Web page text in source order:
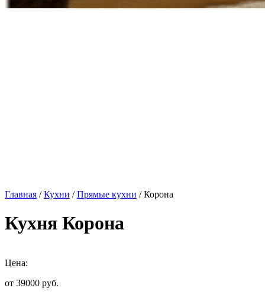
Главная /Кухни /Прямые кухни / Корона
Кухня Корона
Цена:
от 39000 руб.